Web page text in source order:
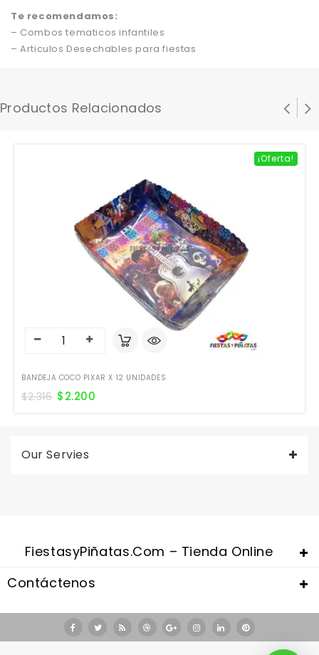
Te recomendamos:
– Combos tematicos infantiles
– Articulos Desechables para fiestas
Productos Relacionados
¡Oferta!
BANDEJA COCO PIXAR X 12 UNIDADES
$2.316 $2.200
Our Servies
FiestasyPiñatas.com – Tienda Online
Contáctenos
Valentine's Day is coming, it's time to prepare all kinds of gifts,